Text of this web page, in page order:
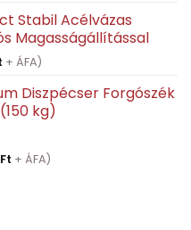
Stabil Acélvázas
Magasságállítással
+ ÁFA)
Diszpécser Forgószék
kg)
Ft + ÁFA)